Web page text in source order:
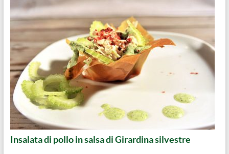
Insalata di pollo in salsa di Girardina silvestre